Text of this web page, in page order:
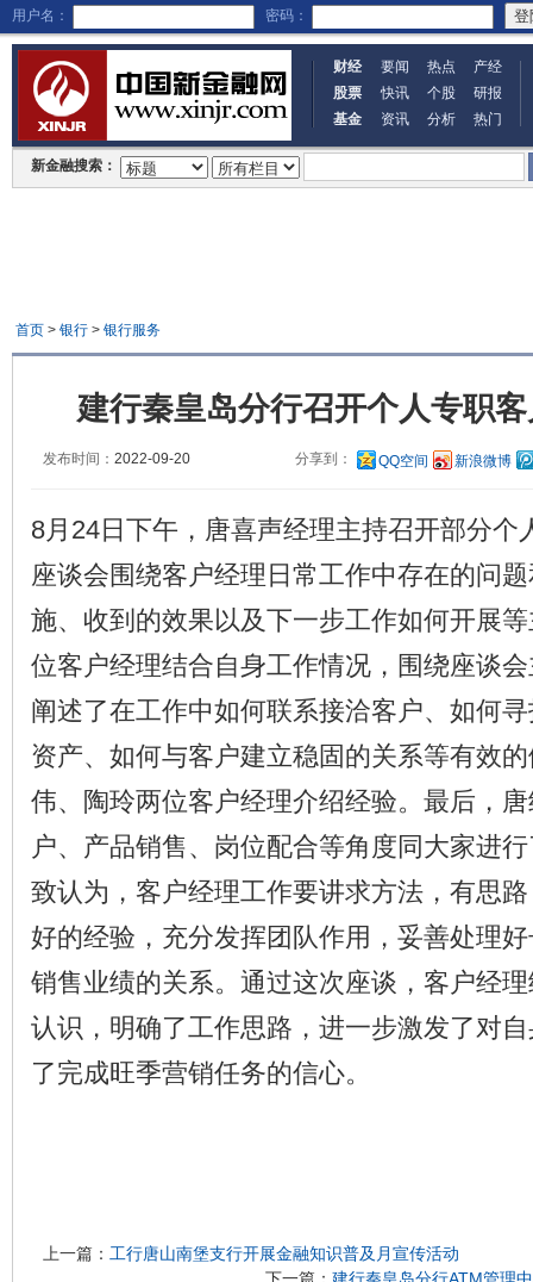
用户名： 密码：
财经 要闻 热点
产经
股票
快讯 个股
研报
基金
资讯 分析 热门
新金融搜索：
首页> 银行> 银行服务
建行秦皇岛分行召开个人专职
发布时间： 2022-09-20 分享到： QQ空间 新浪微博
8月24日下午，唐喜声经理主持召开部分个
座谈会围绕客户经理日常工作中存在的问
施、收到的效果以及下一步工作如何开展
位客户经理结合自身工作情况，围绕座谈
阐述了在工作中如何联系接洽客户、如何
资产、如何与客户建立稳固的关系等有效
伟、陶玲两位客户经理介绍经验。最后，
户、产品销售、岗位配合等角度同大家进
致认为，客户经理工作要讲求方法，有思
好的经验，充分发挥团队作用，妥善处理
销售业绩的关系。通过这次座谈，客户经
认识，明确了工作思路，进一步激发了对
了完成旺季营销任务的信心。
上一篇： 工行唐山南堡支行开展金融知识普及月宣传活动